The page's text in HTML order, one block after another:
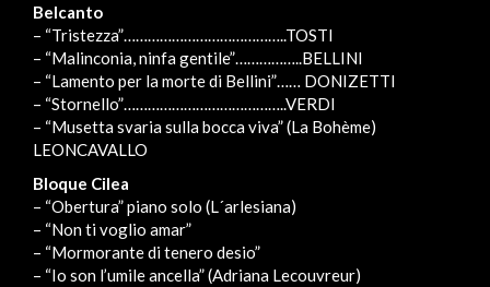
Belcanto
– “Tristezza”…………………………………..TOSTI
– “Malinconia, ninfa gentile”……………..BELLINI
– “Lamento per la morte di Bellini”…… DONIZETTI
– “Stornello”…………………………………..VERDI
– “Musetta svaria sulla bocca viva” (La Bohème)
LEONCAVALLO
Bloque Cilea
– “Obertura” piano solo (L´arlesiana)
– “Non ti voglio amar”
– “Mormorante di tenero desio”
– “Io son l’umile ancella” (Adriana Lecouvreur)